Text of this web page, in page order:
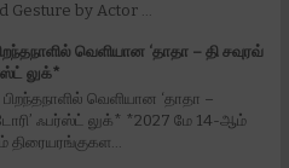
Gesture by Actor ...
வெளியான ‘தாதா – தி சவுரவ்
லுக்*
வெளியான ‘தாதா –
ஃபர்ஸ்ட் லுக்* *2027 மே 14-ஆம்
திரையரங்குகள...